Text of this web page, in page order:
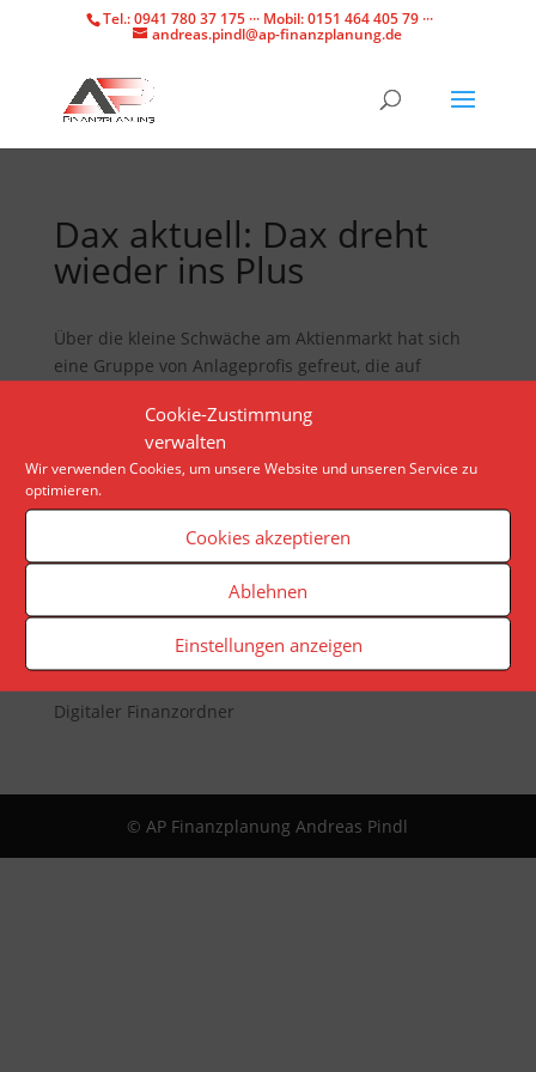
Cookie-Zustimmung
verwalten
Wir verwenden Cookies, um unsere Website und unseren Service zu
optimieren.
Cookies akzeptieren
Ablehnen
Einstellungen anzeigen
Tel.: 0941 780 37 175 ··· Mobil: 0151 464 405 79 ···
andreas.pindl@ap-finanzplanung.de
Dax aktuell: Dax dreht
wieder ins Plus
Über die kleine Schwäche am Aktienmarkt hat sich
eine Gruppe von Anlageprofis gefreut, die auf
Privatanlegern aus.
Newsletter
Infopaket
Digitaler Finanzordner
© AP Finanzplanung Andreas Pindl